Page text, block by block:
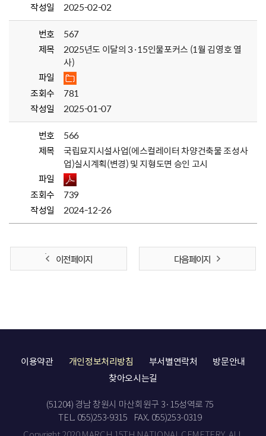
작성일
2025-02-02
번호
567
제목
2025년도 이달의 3·15인물포커스 (1월 김영호 열
사)
파일
조회수
781
작성일
2025-01-07
번호
566
제목
국립묘지시설사업(에스컬레이터 차양건축물 조성사
업)실시계획(변경) 및 지형도면 승인 고시
파일
조회수
739
작성일
2024-12-26
이전 페이지 다음 페이지
이용약관 개인정보처리방침 부서별연락처
방문안내
찾아오시는길
(51204) 경남 창원시 마산회원구 3·15성역로 75
TEL. 055)253-9315
FAX. 055)253-0319